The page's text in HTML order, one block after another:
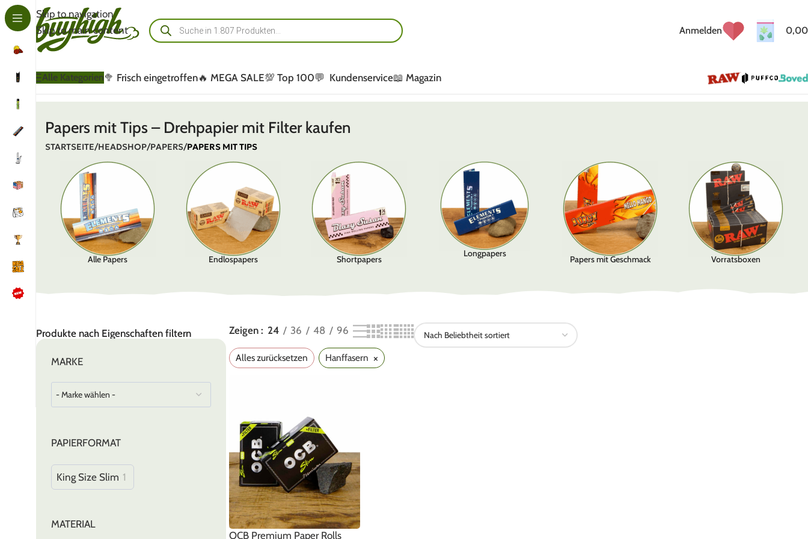
Skip to navigation
Skip to main content
NÜTZLICHES
Kundenbewertungen lesen
Schreib uns auf WhatsApp
Kundenservice kontaktieren
🍪 Cookie-Einstellungen ändern
Anmelden 0,00
Alle Kategorien🥦 Frisch eingetroffen🔥 MEGA SALE💯 Top 100💬 Kundenservice📖 Magazin
Papers mit Tips – Drehpapier mit Filter kaufen
STARTSEITE/HEADSHOP/PAPERS/PAPERS MIT TIPS
Alle Papers Endlospapers Shortpapers
Longpapers
Papers mit Geschmack Vorratsboxen
Produkte nach Eigenschaften filtern
MARKE
PAPIERFORMAT
King Size Slim 1
MATERIAL
Zeigen 24 36 48 96
Alles zurücksetzen Hanffasern ×
OCB Premium Paper Rolls